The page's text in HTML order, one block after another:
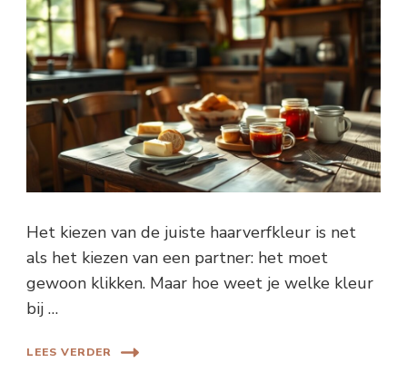
Het kiezen van de juiste haarverfkleur is net
als het kiezen van een partner: het moet
gewoon klikken. Maar hoe weet je welke kleur
bij …
LEES VERDER